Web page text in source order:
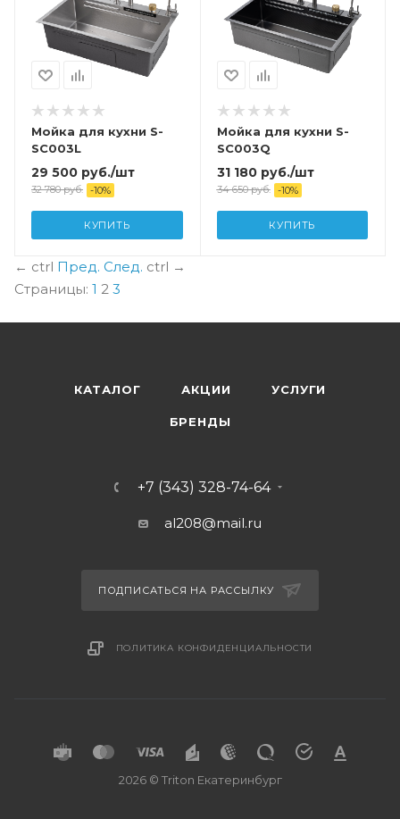
Мойка для кухни S-
SC003L
29 500 руб./шт
32 780руб. -10%
КУПИТЬ
Мойка для кухни S-
SC003Q
31 180руб./шт
34 650руб. -10%
КУПИТЬ
← ctrl Пред. След. ctrl →
Страницы: 1 2 3
КАТАЛОГ АКЦИИ УСЛУГИ
БРЕНДЫ
+7 (343) 328-74-64
al208@mail.ru
ПОДПИСАТЬСЯ НА РАССЫЛКУ
ПОЛИТИКА КОНФИДЕНЦИАЛЬНОСТИ
2026 © Triton Екатеринбург